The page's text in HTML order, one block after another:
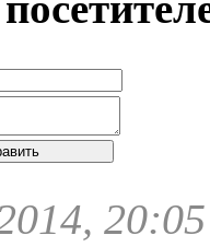
20:05